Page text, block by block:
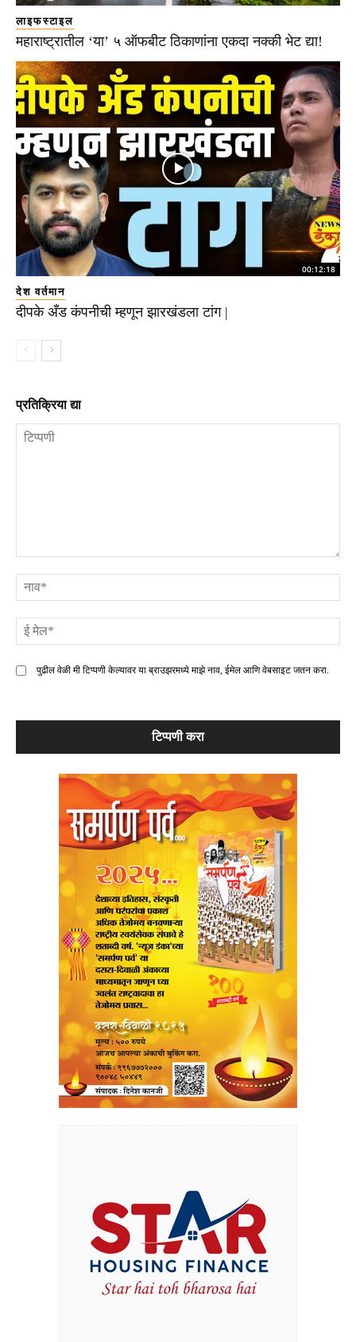
लाइफस्टाइल
महाराष्ट्रातील ‘या’ ५ ऑफबीट ठिकाणांना एकदा नक्की भेट द्या!
00:12:18
देश वर्तमान
दीपके अँड कंपनीची म्हणून झारखंडला टांग |
प्रतिक्रिया द्या
पुढील वेळी मी टिप्पणी केल्यावर या ब्राउझरमध्ये माझे नाव, ईमेल आणि वेबसाइट जतन करा.